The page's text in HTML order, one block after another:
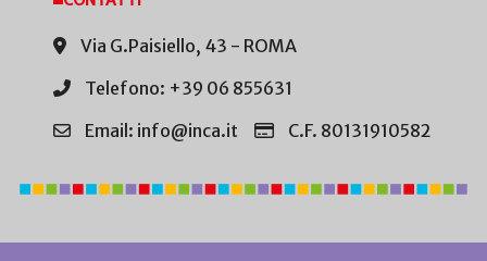
Via G.Paisiello, 43 - ROMA
Telefono: +39 06 855631
Email: info@inca.it
C.F. 80131910582